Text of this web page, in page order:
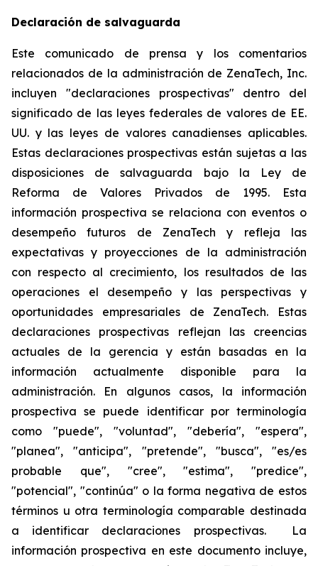
Declaración de salvaguarda
Este comunicado de prensa y los comentarios
relacionados de la administración de ZenaTech, Inc.
incluyen "declaraciones prospectivas" dentro del
significado de las leyes federales de valores de EE.
UU. y las leyes de valores canadienses aplicables.
Estas declaraciones prospectivas están sujetas a las
disposiciones de salvaguarda bajo la Ley de
Reforma de Valores Privados de 1995. Esta
información prospectiva se relaciona con eventos o
desempeño futuros de ZenaTech y refleja las
expectativas y proyecciones de la administración
con respecto al crecimiento, los resultados de las
operaciones el desempeño y las perspectivas y
oportunidades empresariales de ZenaTech. Estas
declaraciones prospectivas reflejan las creencias
actuales de la gerencia y están basadas en la
información actualmente disponible para la
administración. En algunos casos, la información
prospectiva se puede identificar por terminología
como "puede", "voluntad", "debería", "espera",
"planea", "anticipa", "pretende", "busca", "es/es
probable que", "cree", "estima", "predice",
"potencial", "continúa" o la forma negativa de estos
términos u otra terminología comparable destinada
a identificar declaraciones prospectivas. La
información prospectiva en este documento incluye,